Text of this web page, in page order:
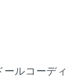
ルコーディ